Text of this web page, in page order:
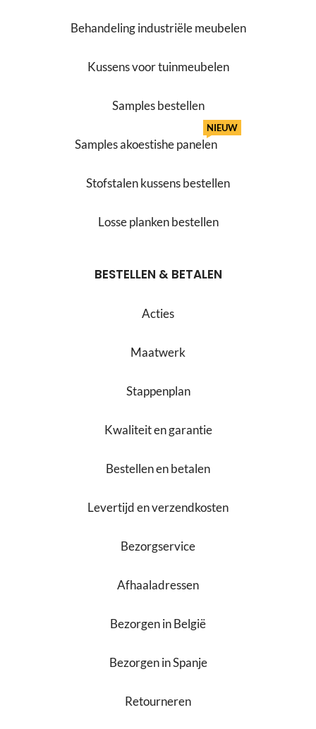
Behandeling industriële meubelen
Kussens voor tuinmeubelen
Samples bestellen
Samples akoestishe panelen
NIEUW
Stofstalen kussens bestellen
Losse planken bestellen
BESTELLEN & BETALEN
Acties
Maatwerk
Stappenplan
Kwaliteit en garantie
Bestellen en betalen
Levertijd en verzendkosten
Bezorgservice
Afhaaladressen
Bezorgen in België
Bezorgen in Spanje
Retourneren